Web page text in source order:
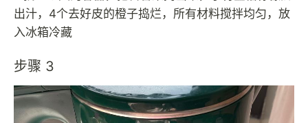
出汁，4个去好皮的橙子捣烂，所有材料搅拌均匀，放
入冰箱冷藏
步骤 3